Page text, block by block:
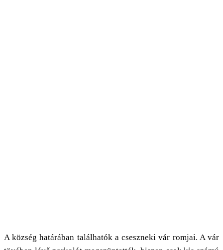
A község határában találhatók a cseszneki vár romjai. A vár